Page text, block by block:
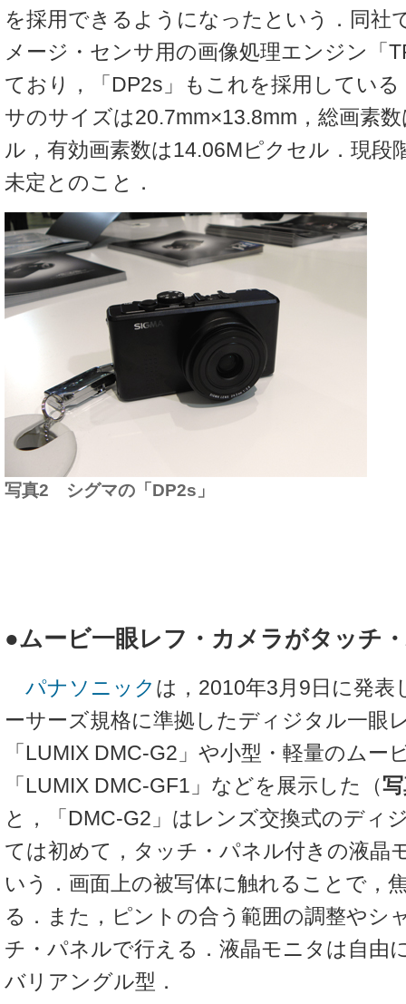
を採用できるようになったという．同社
メージ・センサ用の画像処理エンジン「
ており，「DP2s」もこれを採用してい
サのサイズは20.7mm×13.8mm，総画素
ル，有効画素数は14.06Mピクセル．現段
未定とのこと．
写真2 シグマの「DP2s」
●ムービ一眼レフ・カメラがタッチ
パナソニック は，2010年3月9日に発
ーサーズ規格に準拠したディジタル一眼
「LUMIX DMC-G2」や小型・軽量のムー
「LUMIX DMC-GF1」などを展示した（
と，「DMC-G2」はレンズ交換式のディ
ては初めて，タッチ・パネル付きの液晶
いう．画面上の被写体に触れることで，
る．また，ピントの合う範囲の調整やシ
チ・パネルで行える．液晶モニタは自由
バリアングル型．